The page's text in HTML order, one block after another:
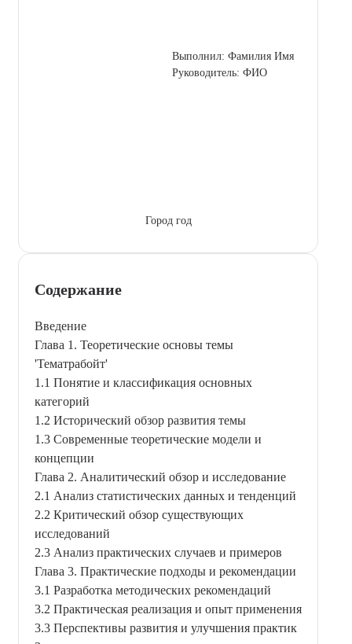
Выполнил: Фамилия Имя
Руководитель: ФИО
Город год
Содержание
Введение
Глава 1. Теоретические основы темы
'Тематрaбойт'
1.1 Понятие и классификация основных
категорий
1.2 Исторический обзор развития темы
1.3 Современные теоретические модели и
концепции
Глава 2. Аналитический обзор и исследование
2.1 Анализ статистических данных и тенденций
2.2 Критический обзор существующих
исследований
2.3 Анализ практических случаев и примеров
Глава 3. Практические подходы и рекомендации
3.1 Разработка методических рекомендаций
3.2 Практическая реализация и опыт применения
3.3 Перспективы развития и улучшения практик